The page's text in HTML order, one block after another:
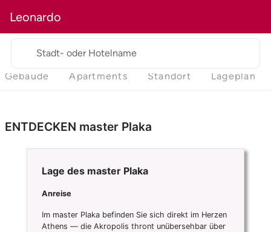
Leonardo
Stadt- oder Hotelname
Gebäude Apartments Standort Lageplan
ENTDECKEN master Plaka
Lage des master Plaka
Anreise
Im master Plaka befinden Sie sich direkt im Herzen
Athens — die Akropolis thront unübersehbar über